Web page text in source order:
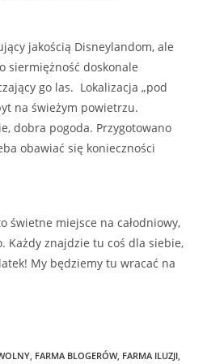
jakością Disneylandom, ale
siermiężność doskonale
go las. Lokalizacja „pod
na świeżym powietrzu.
dobra pogoda. Przygotowano
obawiać się konieczności
świetne miejsce na całodniowy,
Każdy znajdzie tu coś dla siebie,
My będziemy tu wracać na
, FARMA BLOGERÓW, FARMA ILUZJI,